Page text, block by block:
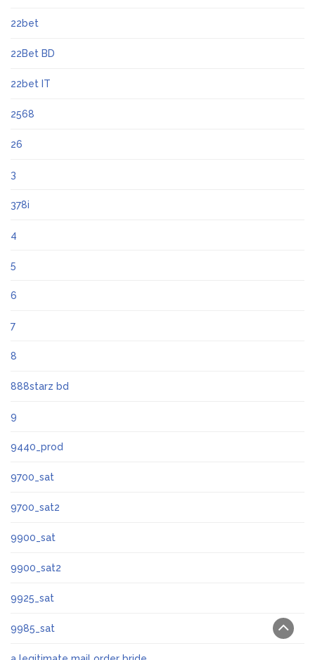
22bet
22Bet BD
22bet IT
2568
26
3
378i
4
5
6
7
8
888starz bd
9
9440_prod
9700_sat
9700_sat2
9900_sat
9900_sat2
9925_sat
9985_sat